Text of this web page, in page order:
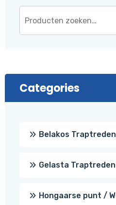
Categories
Belakos Traptreden
Gelasta Traptreden
Hongaarse punt /